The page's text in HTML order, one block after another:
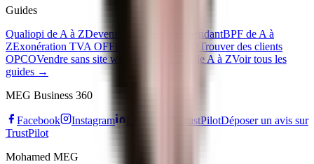
Guides
Qualiopi de A à ZDevenir formateur indépendantBPF de A à
ZExonération TVA OFFinancement OPCO
Trouver des clients
OPCOVendre sans site web Créer un CFA de A à ZVoir tous les
guides →
MEG Business 360
Facebook Instagram TrustPilotDéposer un avis sur
TrustPilot
Mohamed MEG